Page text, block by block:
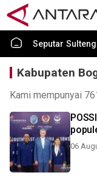
Seputar Sulteng
Kabupaten
Kami mempunyai
06